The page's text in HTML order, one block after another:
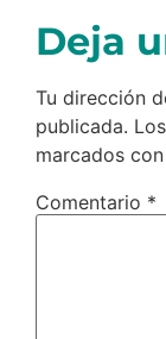
Deja
Tu dirección
publicada.
marcados con
Comentario *